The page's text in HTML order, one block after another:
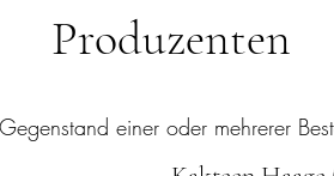
Produzenten
einer oder mehrerer